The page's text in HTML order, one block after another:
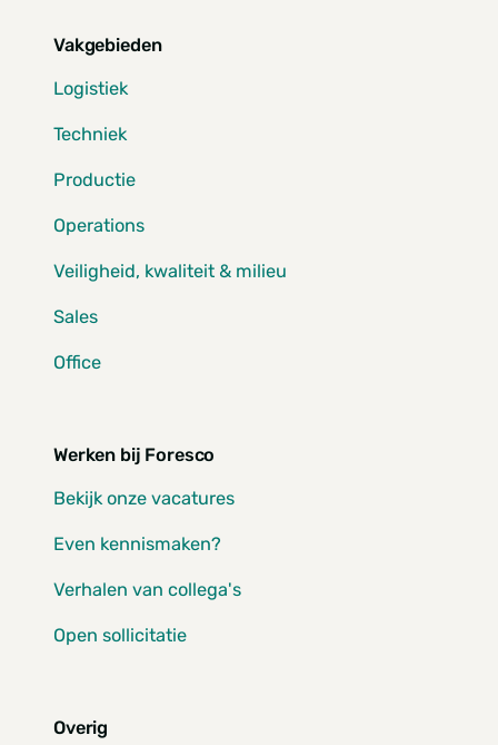
Vakgebieden
Logistiek
Techniek
Productie
Operations
Veiligheid, kwaliteit & milieu
Sales
Office
Werken bij Foresco
Bekijk onze vacatures
Even kennismaken?
Verhalen van collega's
Open sollicitatie
Overig